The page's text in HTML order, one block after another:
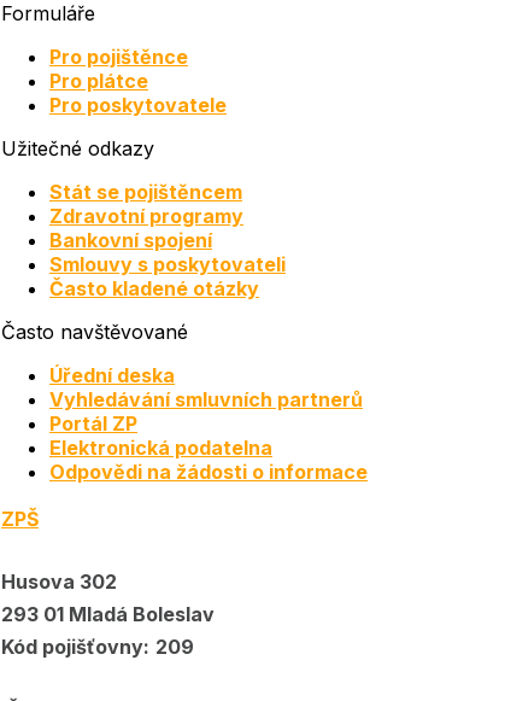
Formuláře
Pro pojištěnce
Pro plátce
Pro poskytovatele
Užitečné odkazy
Stát se pojištěncem
Zdravotní programy
Bankovní spojení
Smlouvy s poskytovateli
Často kladené otázky
Často navštěvované
Úřední deska
Vyhledávání smluvních partnerů
Portál ZP
Elektronická podatelna
Odpovědi na žádosti o informace
ZPŠ
Husova 302
293 01 Mladá Boleslav
Kód pojišťovny: 209